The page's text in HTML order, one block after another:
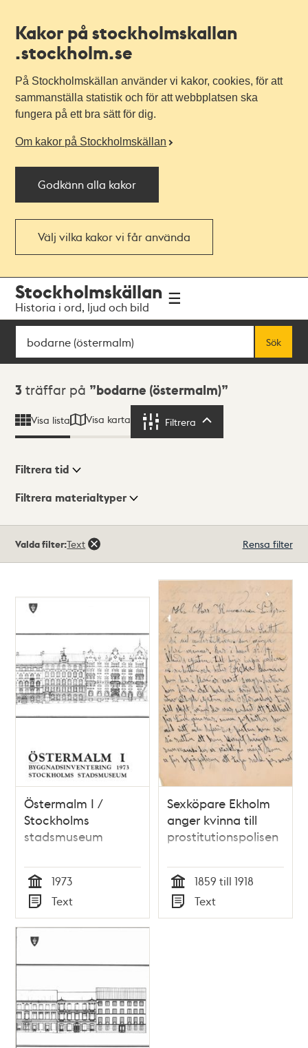
Kakor på stockholmskallan
.stockholm.se
På Stockholmskällan använder vi kakor, cookies, för att
sammanställa statistik och för att webbplatsen ska
fungera på ett bra sätt för dig.
Om kakor på Stockholmskällan
Godkänn alla kakor
Välj vilka kakor vi får använda
navigationen
huvudinnehållet
Stockholmskällan
Historia i ord, ljud och bild
Sök
Sök
Sökresultat
3 träffar på bodarne (östermalm)
Visa lista Visa karta Filtrera
Visningsläge
Filtrera tid
Filtrera materialtyper
träffar
Valda filter:Text Rensa filter
Östermalm I /
Stockholms
stadsmuseum
Tid
1973
Typ
Text
Sexköpare Ekholm
anger kvinna till
prostitutionspolisen
Tid
1859 till 1918
Typ
Text